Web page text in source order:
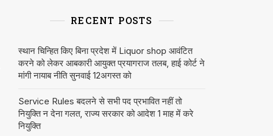
RECENT POSTS
स्थान चिन्हित किए बिना प्रदेश में Liquor shop आवंटित
करने को लेकर आबकारी आयुक्त प्रयागराज तलब, हाई कोर्ट ने
मांगी नायाब नीति सुनवाई 12अगस्त को
Service Rules बदलने से सभी पद प्रभावित नहीं तो
नियुक्ति न देना गलत, राज्य सरकार को आदेश 1 माह में करे
नियुक्ति